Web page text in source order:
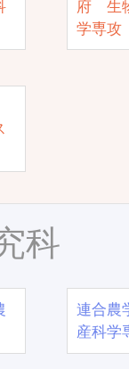
府 生
学専攻
科
連合農
産科学